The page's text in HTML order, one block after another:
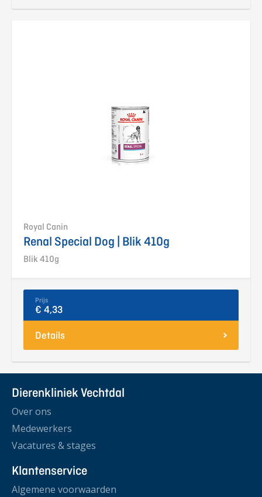
Royal Canin
Renal Special Dog | Blik 410g
Blik 410g
Prijs
€ 4,33
Details
Dierenkliniek Vechtdal
Over ons
Medewerkers
Vacatures & stages
Klantenservice
Algemene voorwaarden